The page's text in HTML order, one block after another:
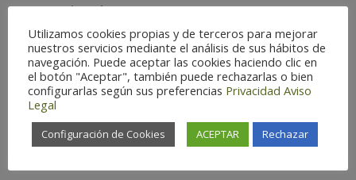
septiembre 2018
Categories
Alta
Alta Montaña
Utilizamos cookies propias y de terceros para mejorar
nuestros servicios mediante el análisis de sus hábitos de
navegación. Puede aceptar las cookies haciendo clic en
el botón "Aceptar", también puede rechazarlas o bien
configurarlas según sus preferencias Privacidad Aviso
Legal
Configuración de Cookies ACEPTAR Rechazar